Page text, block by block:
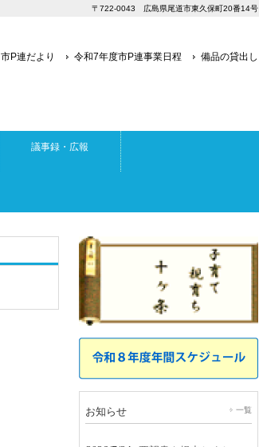
〒722-0043 広島県尾道市東久保町20番14号
市P連だより 令和7年度市P連事業日程 備品の貸出し
議事録・広報
お知らせ 一覧